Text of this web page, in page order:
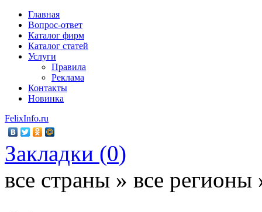
Главная
Вопрос-ответ
Каталог фирм
Каталог статей
Услуги
Правила
Реклама
Контакты
Новинка
FelixInfo.ru
Закладки (0)
все страны » все регионы